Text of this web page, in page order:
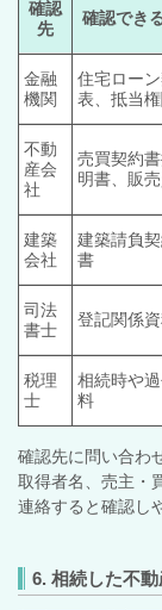
確認
先
確認でき
金融
機関
住宅ロー
表、抵当
不動
産会
社
売買契約
明書、販
建築
会社
建築請負
書
司法
書士
登記関係
税理
士
相続時や
料
確認先に問い合わ
取得者名、売主・
連絡すると確認し
6. 相続した不